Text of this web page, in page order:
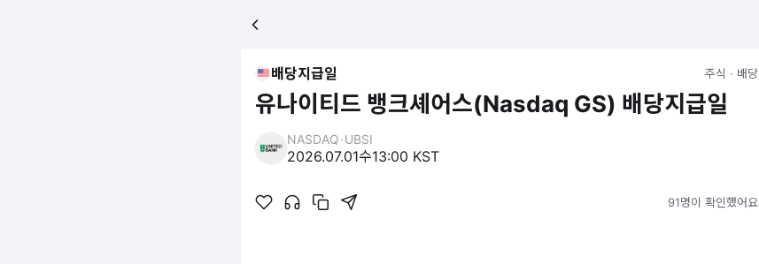
배당지급일 주식 · 배당
유나이티드 뱅크셰어스(Nasdaq GS) 배당지급일
NASDAQ·UBSI
2026.07.01수13:00 KST
91명이 확인했어요